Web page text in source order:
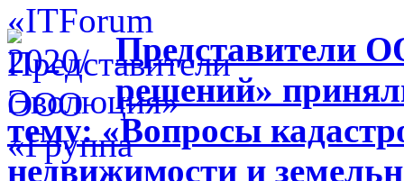
Представители
решений»
тему: «Вопросы
недвижимости и